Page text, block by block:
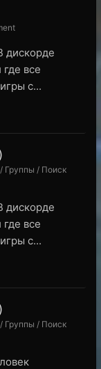
дискорде
все
с...
Группы / Поиск
дискорде
все
с...
Группы / Поиск